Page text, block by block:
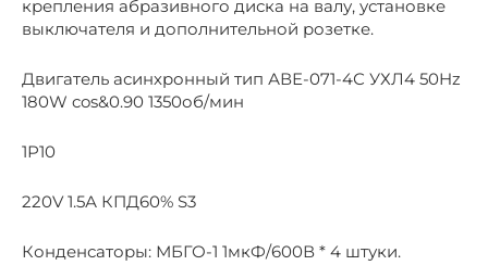
крепления абразивного диска на валу, установке
выключателя и дополнительной розетке.
Двигатель асинхронный тип АВЕ-071-4С УХЛ4 50Hz
180W cos&0.90 1350об/мин
1Р10
220V 1.5А КПД60% S3
Конденсаторы: МБГО-1 1мкФ/600В * 4 штуки.